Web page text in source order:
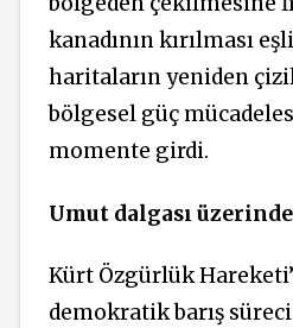
kanadının kırılması
haritaların yeniden
bölgesel güç
momente girdi.
Umut dalgası
Kürt Özgürlük
demokratik barış